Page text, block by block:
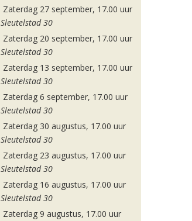
Zaterdag 27 september, 17.00 uur
Sleutelstad 30
Zaterdag 20 september, 17.00 uur
Sleutelstad 30
Zaterdag 13 september, 17.00 uur
Sleutelstad 30
Zaterdag 6 september, 17.00 uur
Sleutelstad 30
Zaterdag 30 augustus, 17.00 uur
Sleutelstad 30
Zaterdag 23 augustus, 17.00 uur
Sleutelstad 30
Zaterdag 16 augustus, 17.00 uur
Sleutelstad 30
Zaterdag 9 augustus, 17.00 uur